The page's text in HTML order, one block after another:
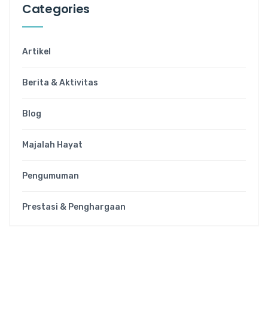
Categories
Artikel
Berita & Aktivitas
Blog
Majalah Hayat
Pengumuman
Prestasi & Penghargaan